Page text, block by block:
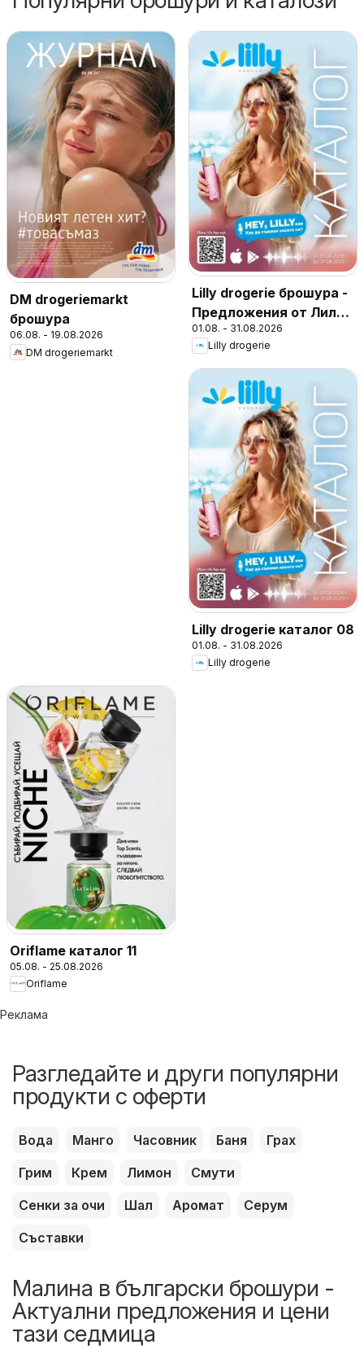
DM drogeriemarkt
брошура
06.08. - 19.08.2026
DM drogeriemarkt
Lilly drogerie брошура -
Предложения от Лили
Дрогерие
01.08. - 31.08.2026
Lilly drogerie
Lilly drogerie каталог 08
01.08. - 31.08.2026
Lilly drogerie
Oriflame каталог 11
05.08. - 25.08.2026
Oriflame
Реклама
Разгледайте и други популярни
продукти с оферти
Вода Манго Часовник Баня
Грах
Грим
Крем Лимон
Смути
Сенки за очи
Шал Аромат
Серум
Съставки
Малина в български брошури -
Актуални предложения и цени
тази седмица